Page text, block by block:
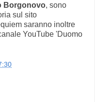
Borgonovo, sono
sul sito
saranno inoltre
YouTube 'Duomo